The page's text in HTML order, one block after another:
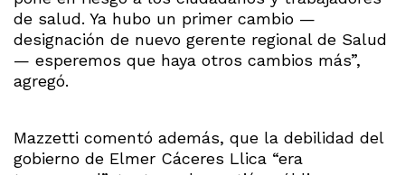
de salud. Ya hubo un primer cambio —
designación de nuevo gerente regional de Salud
— esperemos que haya otros cambios más”,
agregó.
Mazzetti comentó además, que la debilidad del
gobierno de Elmer Cáceres Llica “era